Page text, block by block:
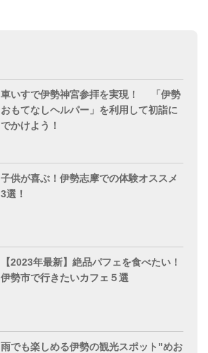
車いすで伊勢神宮参拝を実現！ 「伊勢
おもてなしヘルパー」を利用して初詣に
でかけよう！
子供が喜ぶ！伊勢志摩での体験オススメ
3選！
【2023年最新】絶品パフェを食べたい！
伊勢市で行きたいカフェ５選
雨でも楽しめる伊勢の観光スポット"めお